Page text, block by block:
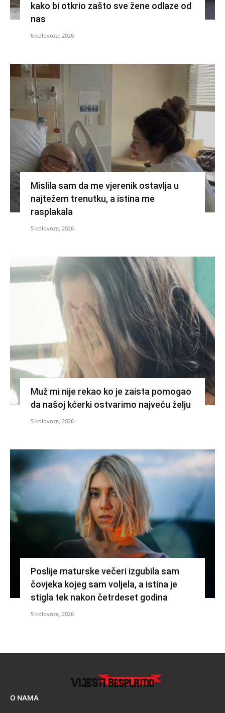
kako bi otkrio zašto sve žene odlaze od
nas
6 kolovoza, 2026
Mislila sam da me vjerenik ostavlja u
najtežem trenutku, a istina me
rasplakala
5 kolovoza, 2026
Muž mi nije rekao ko je zaista pomogao
da našoj kćerki ostvarimo najveću želju
5 kolovoza, 2026
Poslije maturske večeri izgubila sam
čovjeka kojeg sam voljela, a istina je
stigla tek nakon četrdeset godina
5 kolovoza, 2026
O NAMA